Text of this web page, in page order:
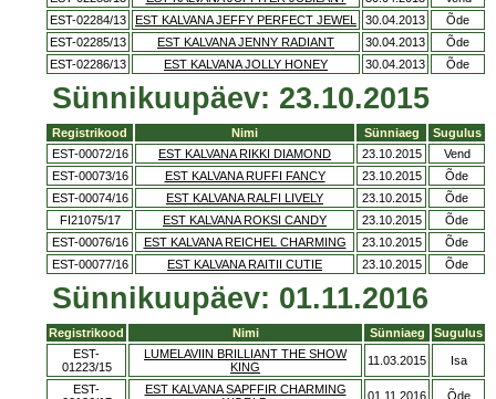
EST-02284/13
EST KALVANA JEFFY PERFECT JEWEL 30.04.2013
Õde
EST-02285/13
EST KALVANA JENNY RADIANT 30.04.2013
Õde
EST-02286/13
EST KALVANA JOLLY HONEY 30.04.2013 Õde
Sünnikuupäev: 23.10.2015
Registrikood Nimi Sünniaeg
Sugulus
EST-00072/16
EST KALVANA RIKKI DIAMOND 23.10.2015
Vend
EST-00073/16
EST KALVANA RUFFI FANCY 23.10.2015
Õde
EST-00074/16
EST KALVANA RALFI LIVELY 23.10.2015
Õde
FI21075/17
EST KALVANA ROKSI CANDY 23.10.2015
Õde
EST-00076/16
EST KALVANA REICHEL CHARMING 23.10.2015
Õde
EST-00077/16
EST KALVANA RAITII CUTIE 23.10.2015 Õde
Sünnikuupäev: 01.11.2016
Registrikood Nimi Sünniaeg
Sugulus
EST-
01223/15
LUMELAVIIN BRILLIANT THE SHOW
KING
11.03.2015 Isa
EST-
EST KALVANA SAPFFIR CHARMING
01.11.2016 Õde